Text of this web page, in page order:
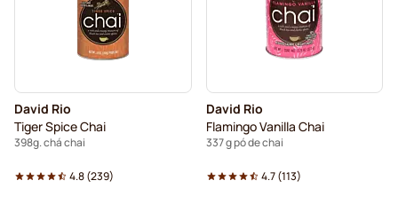
David Rio
Tiger Spice Chai
398g. chá chai
4.8(239)
David Rio
Flamingo Vanilla Chai
337 g pó de chai
4.7(113)